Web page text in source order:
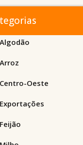
Algodão
Arroz
Centro-Oeste
Exportações
Feijão